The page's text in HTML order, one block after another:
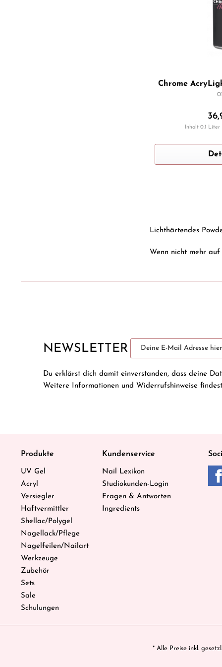
Chrome
Inhalt 0.1 Liter
Lichthärtendes
Wenn nicht mehr
NEWSLETTER
Du erklärst dich damit einverstanden, dass deine
Weitere Informationen und Widerrufshinweise
Produkte
UV Gel
Acryl
Versiegler
Haftvermittler
Shellac/Polygel
Nagellack/Pflege
Nagelfeilen/Nailart
Werkzeuge
Zubehör
Sets
Sale
Schulungen
Kundenservice
Nail Lexikon
Studiokunden-Login
Fragen & Antworten
Ingredients
* Alle Preise inkl.